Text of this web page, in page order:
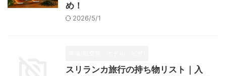
め！
2026/5/1
スリランカ旅行の持ち物リスト｜入